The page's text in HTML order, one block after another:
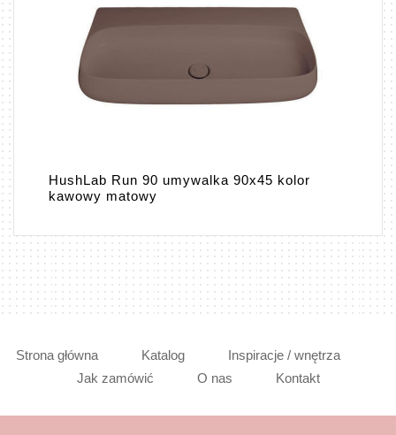
HushLab Run 90 umywalka 90x45 kolor
kawowy matowy
Strona główna Katalog
Inspiracje / wnętrza
Jak zamówić
O nas Kontakt